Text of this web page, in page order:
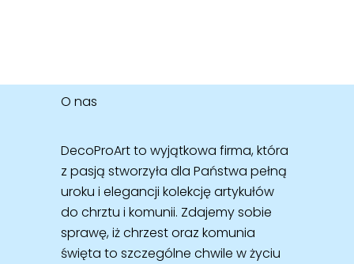
O nas
DecoProArt to wyjątkowa firma, która
z pasją stworzyła dla Państwa pełną
uroku i elegancji kolekcję artykułów
do chrztu i komunii. Zdajemy sobie
sprawę, iż chrzest oraz komunia
święta to szczególne chwile w życiu